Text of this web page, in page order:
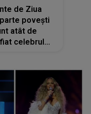
de Ziua
povești
atât de
celebrul